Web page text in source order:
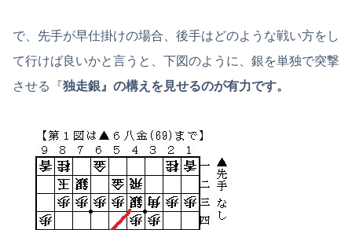
で、先手が早仕掛けの場合、後手はどのような戦い方をし
て行けば良いかと言うと、下図のように、銀を単独で突撃
させる『独走銀』の構えを見せるのが有力です。